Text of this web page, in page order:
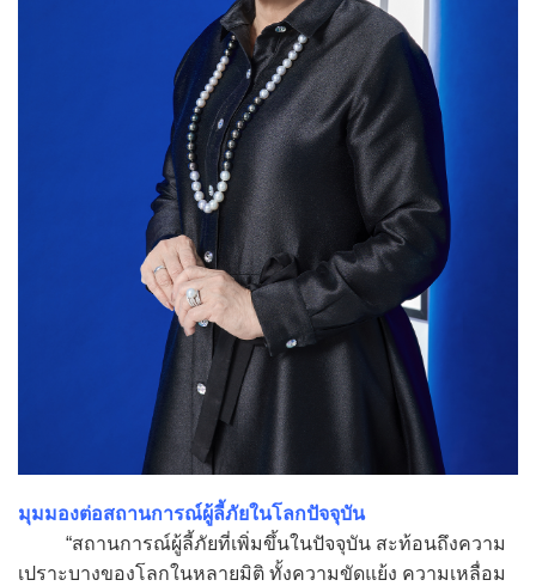
มุมมองต่อสถานการณ์ผู้ลี้ภัยในโลกปัจจุบัน
“สถานการณ์ผู้ลี้ภัยที่เพิ่มขึ้นในปัจจุบัน สะท้อนถึงความ
เปราะบางของโลกในหลายมิติ ทั้งความขัดแย้ง ความเหลื่อม